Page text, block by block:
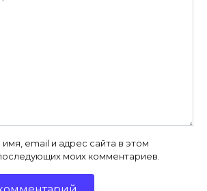
email и адрес сайта в этом
моих комментариев.